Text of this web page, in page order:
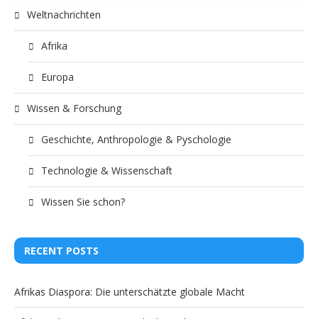
Weltnachrichten
Afrika
Europa
Wissen & Forschung
Geschichte, Anthropologie & Pyschologie
Technologie & Wissenschaft
Wissen Sie schon?
RECENT POSTS
Afrikas Diaspora: Die unterschätzte globale Macht